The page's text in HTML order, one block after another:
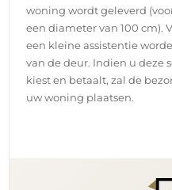
Handleidingen
Om de montage en het
eenvoudig en zorgeloos te
gedetailleerde
alle nodige stappen voor
Bekijk de montage- en